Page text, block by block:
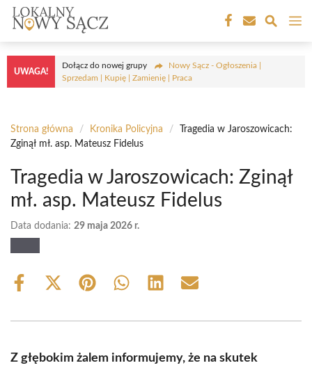
Przejdź
treści
UWAGA!
Dołącz do nowej grupy
Nowy Sącz - Ogłoszenia |
Sprzedam | Kupię | Zamienię | Praca
Strona główna / Kronika Policyjna /
Tragedia w Jaroszowicach:
Zginął mł. asp. Mateusz Fidelus
Tragedia w Jaroszowicach: Zginął
mł. asp. Mateusz Fidelus
Data dodania: 29 maja 2026 r.
Share
Share
(Twitter)
Share Share Share Share
Z głębokim żalem informujemy, że na skutek